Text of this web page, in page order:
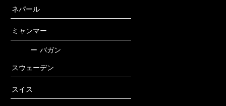
ネパール
ミャンマー
ー バガン
スウェーデン
スイス